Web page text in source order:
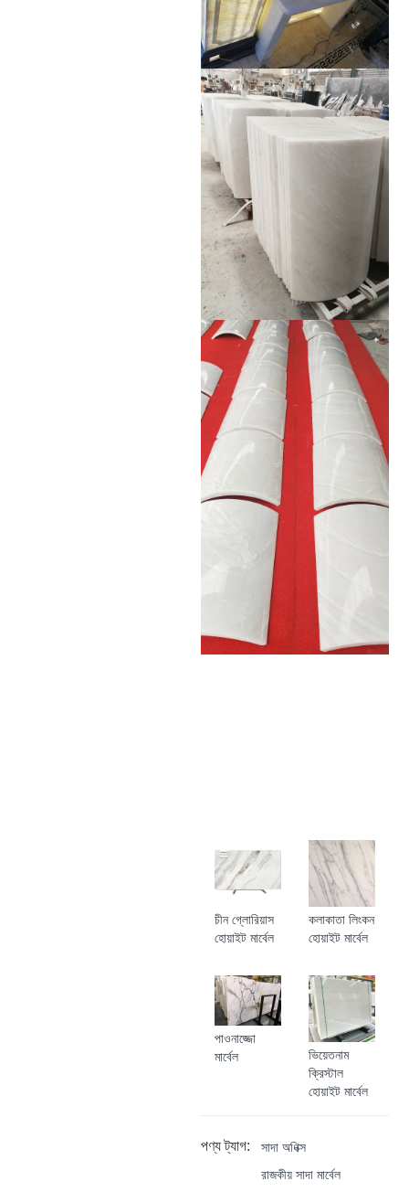
চীন গ্লোরিয়াস
হোয়াইট মার্বেল
কলাকাতা লিংকন
হোয়াইট মার্বেল
পাওনাজ্জো
মার্বেল
ভিয়েতনাম
ক্রিস্টাল
হোয়াইট মার্বেল
পণ্য ট্যাগ:
সাদা অণিক্স
রাজকীয় সাদা মার্বেল